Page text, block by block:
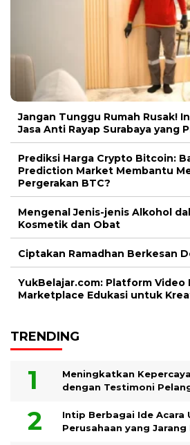
Jangan Tunggu Rumah Rusak!
Jasa Anti Rayap Surabaya yang
Prediksi Harga Crypto Bitcoin:
Prediction Market Membantu
Pergerakan BTC?
Mengenal Jenis-jenis Alkohol
Kosmetik dan Obat
Ciptakan Ramadhan Berkesan
YukBelajar.com: Platform Video
Marketplace Edukasi untuk
TRENDING
Meningkatkan
dengan Testimoni
Intip Berbagai Ide Acara
Perusahaan yang